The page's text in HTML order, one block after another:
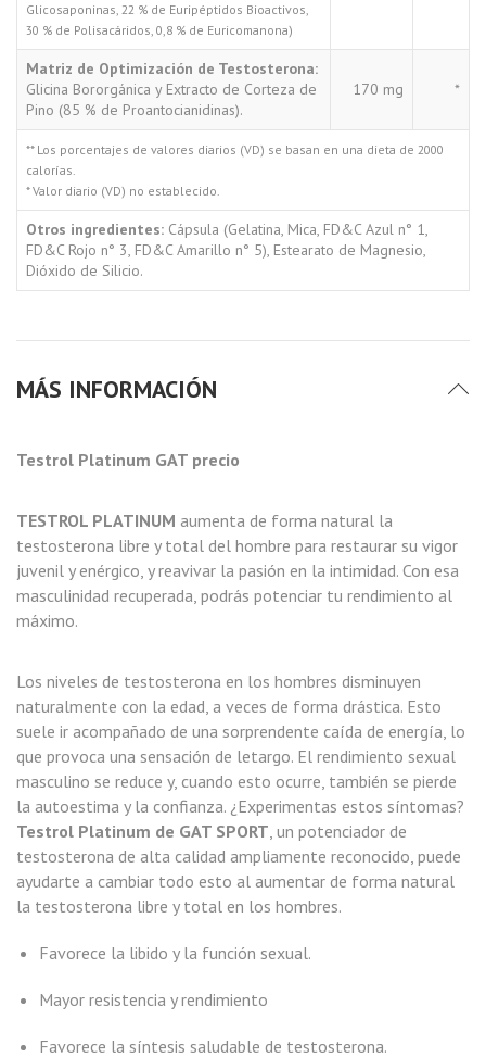
Glicosaponinas, 22 % de Euripéptidos Bioactivos,
30 % de Polisacáridos, 0,8 % de Euricomanona)
Matriz de Optimización de Testosterona:
Glicina Bororgánica y Extracto de Corteza de
Pino (85 % de Proantocianidinas).
170 mg *
** Los porcentajes de valores diarios (VD) se basan en una dieta de 2000
calorías.
* Valor diario (VD) no establecido.
Otros ingredientes: Cápsula (Gelatina, Mica, FD&C Azul n° 1,
FD&C Rojo n° 3, FD&C Amarillo n° 5), Estearato de Magnesio,
Dióxido de Silicio.
MÁS INFORMACIÓN
Testrol Platinum GAT precio
TESTROL PLATINUM aumenta de forma natural la
testosterona libre y total del hombre para restaurar su vigor
juvenil y enérgico, y reavivar la pasión en la intimidad. Con esa
masculinidad recuperada, podrás potenciar tu rendimiento al
máximo.
Los niveles de testosterona en los hombres disminuyen
naturalmente con la edad, a veces de forma drástica. Esto
suele ir acompañado de una sorprendente caída de energía, lo
que provoca una sensación de letargo. El rendimiento sexual
masculino se reduce y, cuando esto ocurre, también se pierde
la autoestima y la confianza. ¿Experimentas estos síntomas?
Testrol Platinum de GAT SPORT, un potenciador de
testosterona de alta calidad ampliamente reconocido, puede
ayudarte a cambiar todo esto al aumentar de forma natural
la testosterona libre y total en los hombres.
Favorece la libido y la función sexual.
Mayor resistencia y rendimiento
Favorece la síntesis saludable de testosterona.